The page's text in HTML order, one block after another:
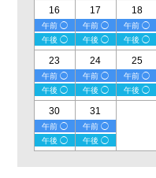
16
午前 ◯
午後 ◯
17
午前 ◯
午後 ◯
18
午前 ◯
午後 ◯
23
午前 ◯
午後 ◯
24
午前 ◯
午後 ◯
25
午前 ◯
午後 ◯
30
午前 ◯
午後 ◯
31
午前 ◯
午後 ◯